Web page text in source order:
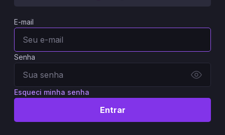
E-mail
Senha
Esqueci minha senha
Entrar